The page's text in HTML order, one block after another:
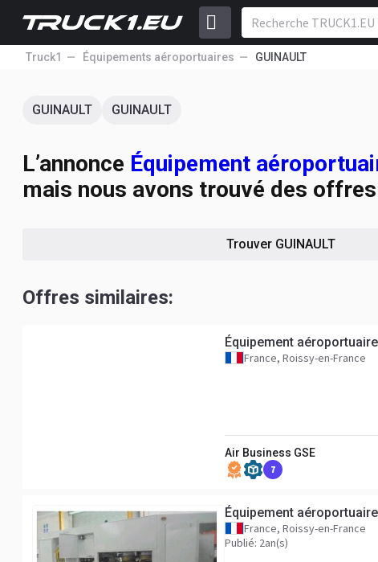
Truck1 Équipements aéroportuaires GUINAULT
GUINAULT GUINAULT
L’annonce Équipement
mais nous avons trouvé des
Trouver GUINAULT
Offres similaires:
Équipement
France, Roissy-en-France
Air Business GSE
7
Équipement
France, Roissy-en-France
Publié: 2an(s)